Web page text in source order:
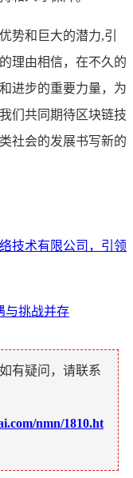
势和巨大的潜力,引
理由相信，在不久的
进步的重要力量，为
们共同期待区块链技
社会的发展书写新的
技术有限公司，引领
与挑战并存
有疑问，请联系
nmn/1810.ht